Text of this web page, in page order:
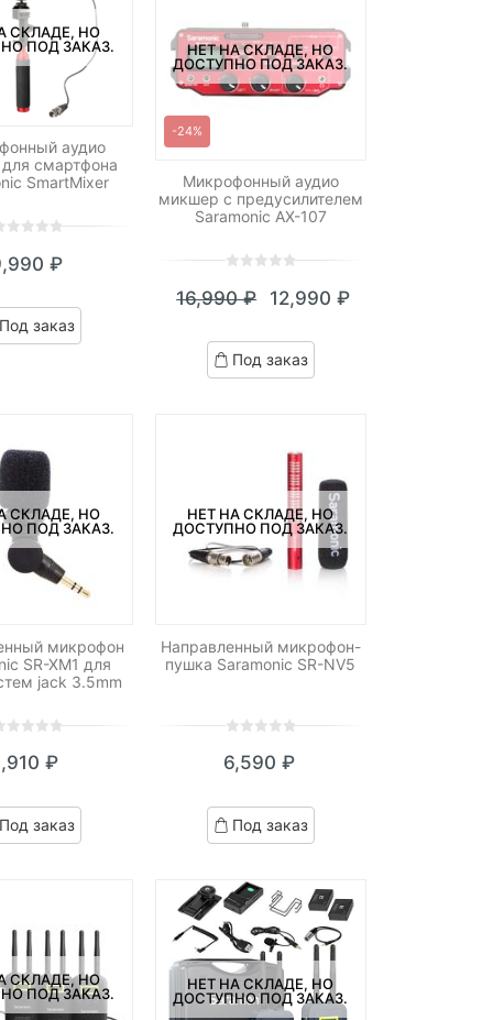
СКЛАДЕ, НО
ПОД ЗАКАЗ.
аудио
смартфона
SmartMixer
₽
Под заказ
НЕТ НА СКЛАДЕ, НО
ДОСТУПНО ПОД ЗАКАЗ.
-24%
Микрофонный аудио
микшер с предусилителем
Saramonic AX-107
out
based
on
16,990₽
Первоначальная
цена
составляла
12,990₽
Текущая
цена:
12,990 ₽.
Под заказ
СКЛАДЕ, НО
ПОД ЗАКАЗ.
микрофон
SR-XM1 для
jack 3.5mm
₽
Под заказ
НЕТ НА СКЛАДЕ, НО
ДОСТУПНО ПОД ЗАКАЗ.
Направленный микрофон-
пушка Saramonic SR-NV5
out
based
on
6,590₽
Под заказ
СКЛАДЕ, НО
ПОД ЗАКАЗ.
НЕТ НА СКЛАДЕ, НО
ДОСТУПНО ПОД ЗАКАЗ.